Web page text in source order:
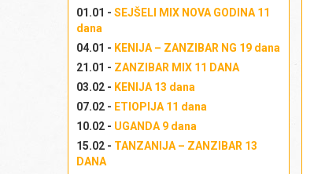
01.01 - SEJŠELI MIX NOVA GODINA 11
dana
04.01 - KENIJA – ZANZIBAR NG 19 dana
21.01 - ZANZIBAR MIX 11 DANA
03.02 - KENIJA 13 dana
07.02 - ETIOPIJA 11 dana
10.02 - UGANDA 9 dana
15.02 - TANZANIJA – ZANZIBAR 13
DANA